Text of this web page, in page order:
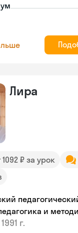
Лира
1092 ₽ за урок
и
1991 г.